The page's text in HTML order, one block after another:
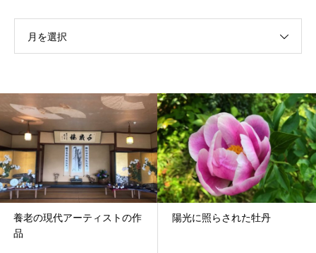
月を選択
養老の現代アーティストの作
品
陽光に照らされた牡丹